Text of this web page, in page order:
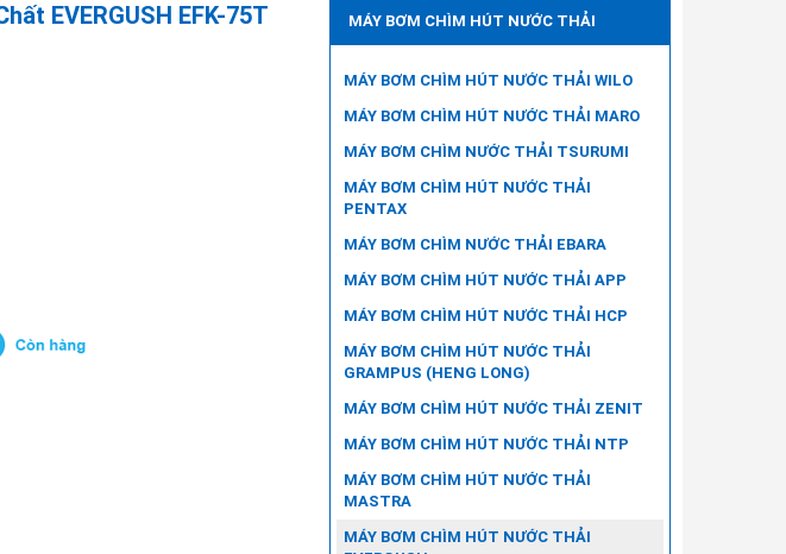
EVERGUSH EFK-75T
MÁY BƠM CHÌM HÚT NƯỚC THẢI
MÁY BƠM CHÌM HÚT NƯỚC THẢI WILO
MÁY BƠM CHÌM HÚT NƯỚC THẢI MARO
MÁY BƠM CHÌM NƯỚC THẢI TSURUMI
MÁY BƠM CHÌM HÚT NƯỚC THẢI
PENTAX
MÁY BƠM CHÌM NƯỚC THẢI EBARA
MÁY BƠM CHÌM HÚT NƯỚC THẢI APP
MÁY BƠM CHÌM HÚT NƯỚC THẢI HCP
MÁY BƠM CHÌM HÚT NƯỚC THẢI
GRAMPUS (HENG LONG)
MÁY BƠM CHÌM HÚT NƯỚC THẢI ZENIT
MÁY BƠM CHÌM HÚT NƯỚC THẢI NTP
MÁY BƠM CHÌM HÚT NƯỚC THẢI
MASTRA
MÁY BƠM CHÌM HÚT NƯỚC THẢI